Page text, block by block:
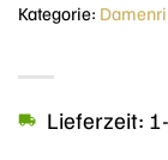
Lieferzeit:
Kategorie: